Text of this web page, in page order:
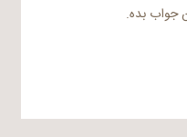
جواب بده.